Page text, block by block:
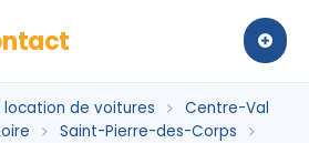
location de voitures
Centre-Val
Saint-Pierre-des-Corps